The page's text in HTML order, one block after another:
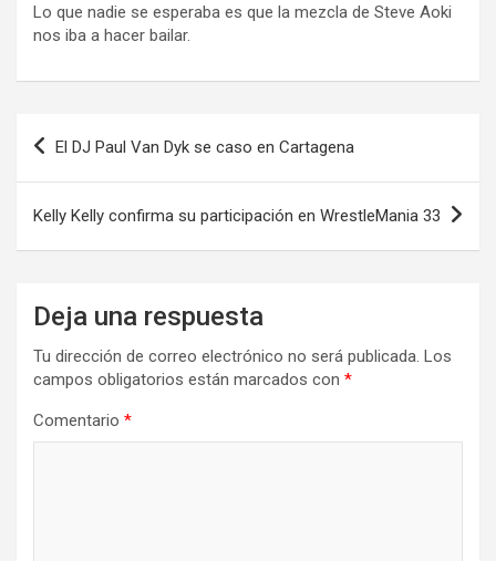
Lo que nadie se esperaba es que la mezcla de Steve Aoki
nos iba a hacer bailar.
Navegación
entradas
El DJ Paul Van Dyk se caso en Cartagena
Kelly Kelly confirma su participación en WrestleMania 33
Deja una respuesta
Tu dirección de correo electrónico no será publicada. Los
campos obligatorios están marcados con *
Comentario *